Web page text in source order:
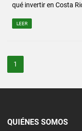
qué invertir en Costa
LEER
1
QUIÉNES SOMOS